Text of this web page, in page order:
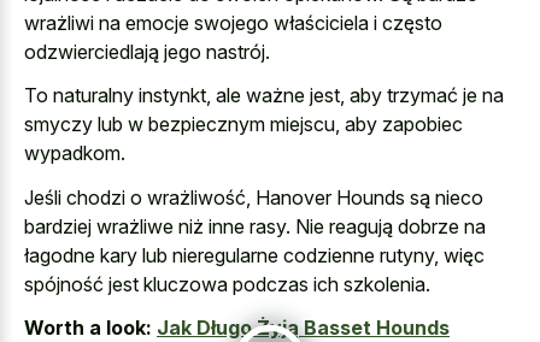
wrażliwi na emocje swojego właściciela i często
odzwierciedlają jego nastrój.
To naturalny instynkt, ale ważne jest, aby trzymać je na
smyczy lub w bezpiecznym miejscu, aby zapobiec
wypadkom.
Jeśli chodzi o wrażliwość, Hanover Hounds są nieco
bardziej wrażliwe niż inne rasy. Nie reagują dobrze na
łagodne kary lub nieregularne codzienne rutyny, więc
spójność jest kluczowa podczas ich szkolenia.
Worth a look: Jak Długo Żyją Basset Hounds